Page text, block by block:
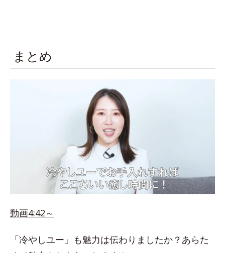
まとめ
動画4:42～
「冷やしユー」も魅力は伝わりましたか？あらた